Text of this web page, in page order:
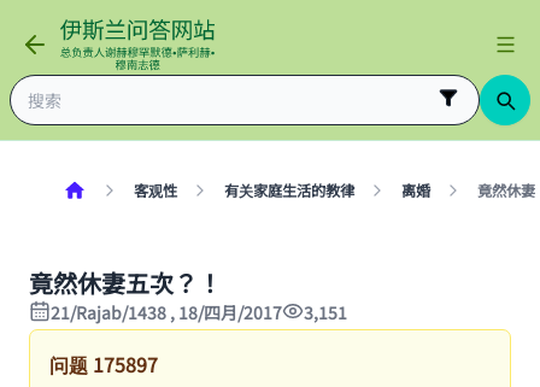
客观性 有关家庭生活的教律 离婚 竟然休妻
竟然休妻五次？！
21/Rajab/1438 , 18/四月/2017 3,151
问题 175897